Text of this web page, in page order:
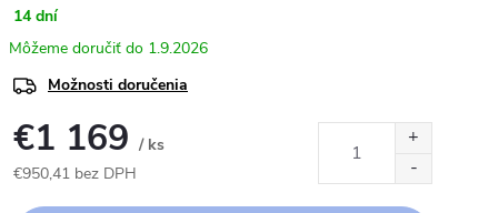
14 dní
1.9.2026
Možnosti doručenia
€1 169 / ks
€950,41 bez DPH